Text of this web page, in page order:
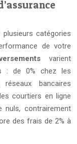
catégories
de votre
varient
: de 0% chez les
bancaires
courtiers en ligne
nuls, contrairement
des frais de 2% à